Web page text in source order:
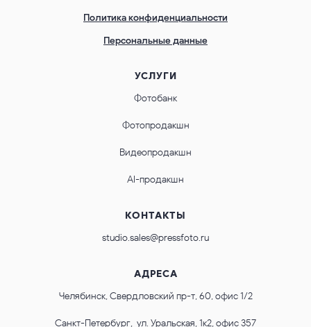
Политика конфиденциальности
Персональные данные
УСЛУГИ
Фотобанк
Фотопродакшн
Видеопродакшн
AI-продакшн
КОНТАКТЫ
studio.sales@pressfoto.ru
АДРЕСА
Челябинск, Свердловский пр-т, 60, офис 1/2
Санкт-Петербург, ул. Уральская, 1к2, офис 357